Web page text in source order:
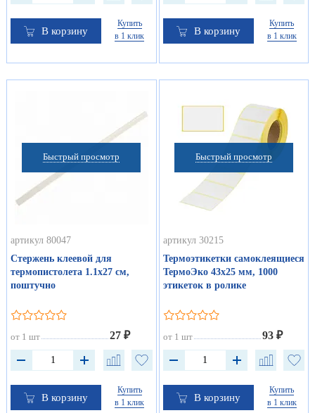
В корзину
Купить
в 1 клик
В корзину
Купить
в 1 клик
Быстрый просмотр
артикул 80047
Стержень клеевой для
термопистолета 1.1х27 см,
поштучно
от 1 шт 27 ₽
В корзину
Купить
в 1 клик
Быстрый просмотр
артикул 30215
Термоэтикетки самоклеящиеся
ТермоЭко 43х25 мм, 1000
этикеток в ролике
от 1 шт 93 ₽
В корзину
Купить
в 1 клик